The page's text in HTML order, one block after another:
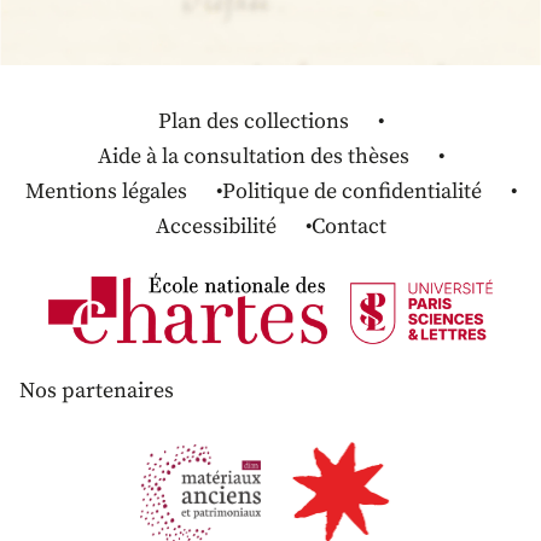
Plan des collections
Aide à la consultation des thèses
Mentions légales
Politique de confidentialité
Accessibilité
Contact
Nos partenaires